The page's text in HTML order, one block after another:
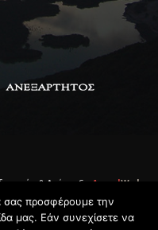
& Ανάπτυξη AngelWeb
σας προσφέρουμε την
μας. Εάν συνεχίσετε να